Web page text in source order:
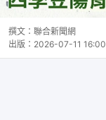
撰文： 聯合新聞網
出版： 2026-07-11 16:00